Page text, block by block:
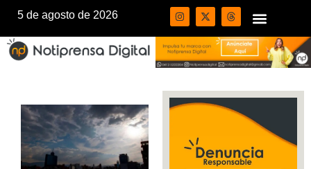
5 de agosto de 2026